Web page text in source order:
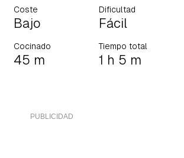
Coste
Bajo
Dificultad
Fácil
Cocinado
45 m
Tiempo total
1 h 5 m